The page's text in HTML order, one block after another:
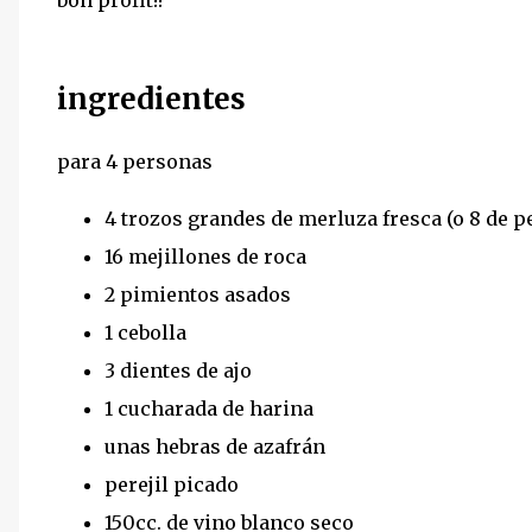
ingredientes
para 4 personas
4 trozos grandes de merluza fresca (o 8 de
16 mejillones de roca
2 pimientos asados
1 cebolla
3 dientes de ajo
1 cucharada de harina
unas hebras de azafrán
perejil picado
150cc. de vino blanco seco